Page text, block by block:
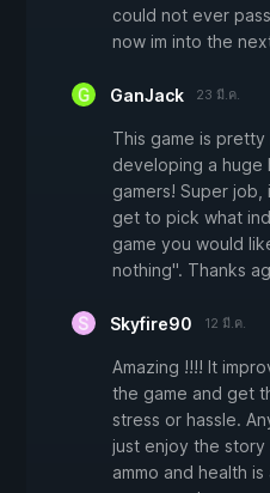
could not ever
now im into the
GanJack 23 มี.ค.
This game is
developing a huge
gamers! Super
get to pick what
game you would
nothing". Thanks
Skyfire90 12 มี.ค.
Amazing !!!! It
the game and get
stress or hassle.
just enjoy the
ammo and health